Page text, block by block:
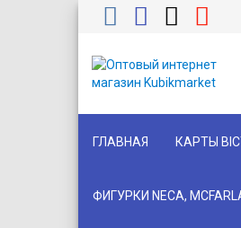
ГЛАВНАЯ КАРТЫ
ФИГУРКИ NECA,